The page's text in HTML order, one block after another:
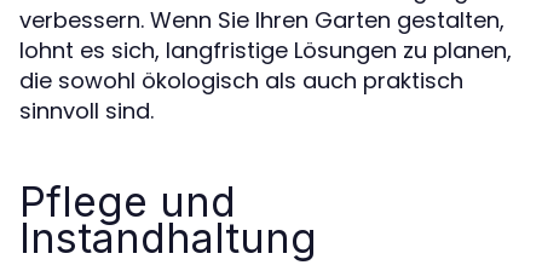
verbessern. Wenn Sie Ihren Garten gestalten,
lohnt es sich, langfristige Lösungen zu planen,
die sowohl ökologisch als auch praktisch
sinnvoll sind.
Pflege und
Instandhaltung